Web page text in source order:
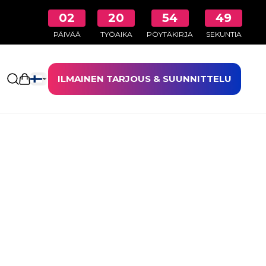
02
PÄIVÄÄ
20
TYÖAIKA
54
PÖYTÄKIRJA
48
SEKUNTIA
Avaa ostoskoriILMAINEN TARJOUS & SUUNNITTELU